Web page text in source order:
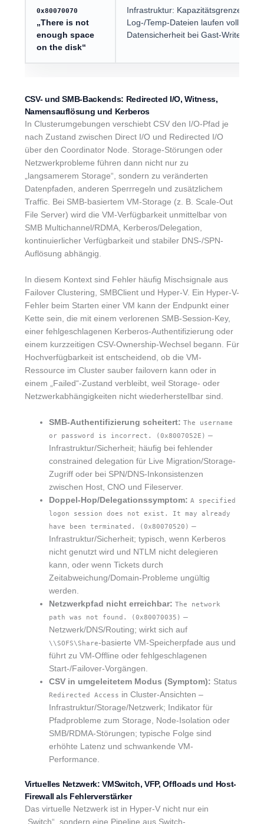
0x80070070
„There is not
enough space
on the disk“
Infrastruktur: Kapazitätsgrenze;
Log-/Temp-Dateien laufen voll;
Datensicherheit bei Gast-Write-
CSV- und SMB-Backends: Redirected I/O, Witness,
Namensauflösung und Kerberos
In Clusterumgebungen verschiebt CSV den I/O-Pfad je
nach Zustand zwischen Direct I/O und Redirected I/O
über den Coordinator Node. Storage-Störungen oder
Netzwerkprobleme führen dann nicht nur zu
„langsamerem Storage“, sondern zu veränderten
Datenpfaden, anderen Sperrregeln und zusätzlichem
Traffic. Bei SMB-basiertem VM-Storage (z. B. Scale-Out
File Server) wird die VM-Verfügbarkeit unmittelbar von
SMB Multichannel/RDMA, Kerberos/Delegation,
kontinuierlicher Verfügbarkeit und stabiler DNS-/SPN-
Auflösung abhängig.
In diesem Kontext sind Fehler häufig Mischsignale aus
Failover Clustering, SMBClient und Hyper-V. Ein Hyper-V-
Fehler beim Starten einer VM kann der Endpunkt einer
Kette sein, die mit einem verlorenen SMB-Session-Key,
einer fehlgeschlagenen Kerberos-Authentifizierung oder
einem kurzzeitigen CSV-Ownership-Wechsel begann. Für
Hochverfügbarkeit ist entscheidend, ob die VM-
Ressource im Cluster sauber failovern kann oder in
einem „Failed“-Zustand verbleibt, weil Storage- oder
Netzwerkabhängigkeiten nicht wiederherstellbar sind.
SMB-Authentifizierung scheitert: The username
or password is incorrect. (0x8007052E) –
Infrastruktur/Sicherheit; häufig bei fehlender
constrained delegation für Live Migration/Storage-
Zugriff oder bei SPN/DNS-Inkonsistenzen
zwischen Host, CNO und Fileserver.
Doppel-Hop/Delegationssymptom: A specified
logon session does not exist. It may already
have been terminated. (0x80070520) –
Infrastruktur/Sicherheit; typisch, wenn Kerberos
nicht genutzt wird und NTLM nicht delegieren
kann, oder wenn Tickets durch
Zeitabweichung/Domain-Probleme ungültig
werden.
Netzwerkpfad nicht erreichbar: The network
path was not found. (0x80070035) –
Netzwerk/DNS/Routing; wirkt sich auf
\\SOFS\Share-basierte VM-Speicherpfade aus und
führt zu VM-Offline oder fehlgeschlagenen
Start-/Failover-Vorgängen.
CSV in umgeleitetem Modus (Symptom): Status
Redirected Access in Cluster-Ansichten –
Infrastruktur/Storage/Netzwerk; Indikator für
Pfadprobleme zum Storage, Node-Isolation oder
SMB/RDMA-Störungen; typische Folge sind
erhöhte Latenz und schwankende VM-
Performance.
Virtuelles Netzwerk: VMSwitch, VFP, Offloads und Host-
Firewall als Fehlerverstärker
Das virtuelle Netzwerk ist in Hyper-V nicht nur ein
„Switch“, sondern eine Pipeline aus Switch-